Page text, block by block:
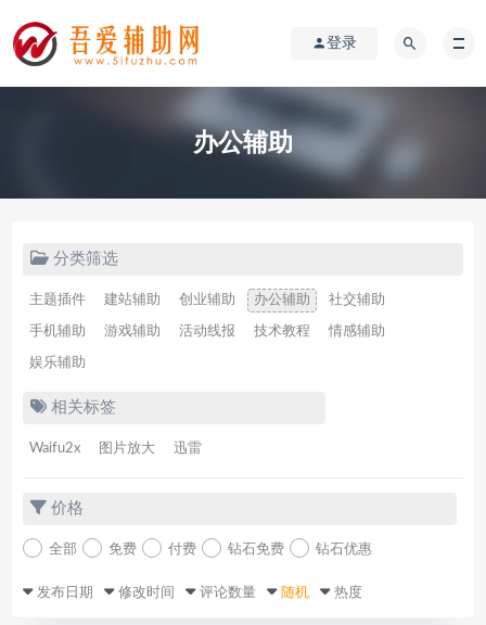
登录
办公辅助
分类筛选
主题插件 建站辅助 创业辅助 办公辅助 社交辅助
手机辅助 游戏辅助 活动线报 技术教程 情感辅助
娱乐辅助
相关标签
Waifu2x 图片放大 迅雷
价格
全部 免费 付费 钻石免费 钻石优惠
发布日期 修改时间 评论数量 随机 热度